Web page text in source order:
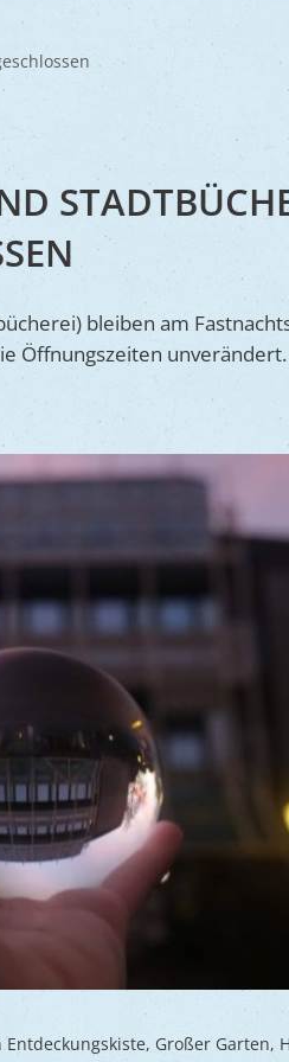
Zucht- und Tierschutz
Frühlingsmarkt
bleiben am
Öffnungszeiten unverändert.
Großer Garten,